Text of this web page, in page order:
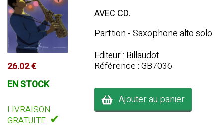
26.02 €
EN STOCK
LIVRAISON
GRATUITE ✔
AVEC CD.
Partition - Saxophone alto solo
Editeur : Billaudot
Référence : GB7036
Ajouter au panier